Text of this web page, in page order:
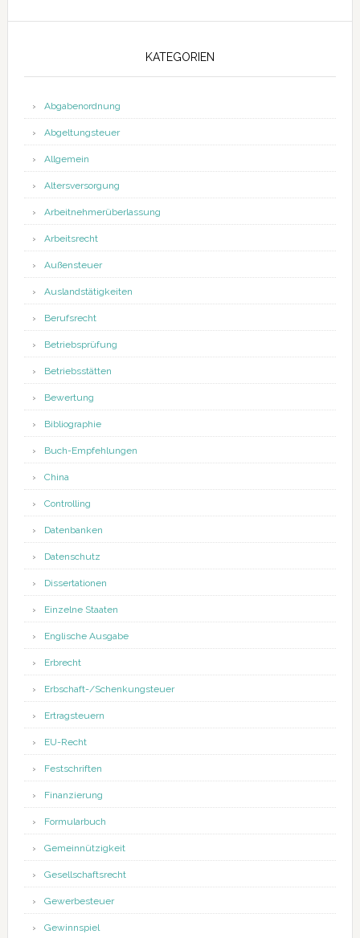
KATEGORIEN
Abgabenordnung
Abgeltungsteuer
Allgemein
Altersversorgung
Arbeitnehmerüberlassung
Arbeitsrecht
Außensteuer
Auslandstätigkeiten
Berufsrecht
Betriebsprüfung
Betriebsstätten
Bewertung
Bibliographie
Buch-Empfehlungen
China
Controlling
Datenbanken
Datenschutz
Dissertationen
Einzelne Staaten
Englische Ausgabe
Erbrecht
Erbschaft-/Schenkungsteuer
Ertragsteuern
EU-Recht
Festschriften
Finanzierung
Formularbuch
Gemeinnützigkeit
Gesellschaftsrecht
Gewerbesteuer
Gewinnspiel